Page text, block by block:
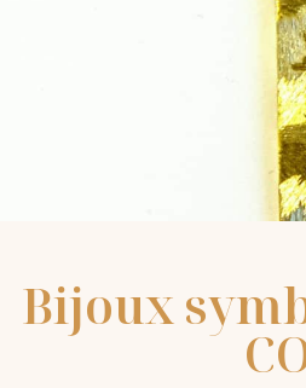
Bijoux